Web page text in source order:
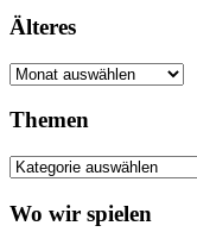
Älteres
Älteres
Themen
Themen
Wo wir spielen